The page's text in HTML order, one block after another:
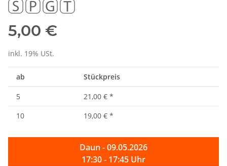
5,00 €
inkl. 19% USt.
ab Stückpreis
5 21,00 € *
10
19,00 € *
Daun - 09.05.2026
17:30 - 17:45 Uhr